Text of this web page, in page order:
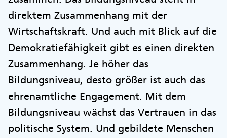
direktem Zusammenhang mit der
Wirtschaftskraft. Und auch mit Blick auf die
Demokratiefähigkeit gibt es einen direkten
Zusammenhang. Je höher das
Bildungsniveau, desto größer ist auch das
ehrenamtliche Engagement. Mit dem
Bildungsniveau wächst das Vertrauen in das
politische System. Und gebildete Menschen